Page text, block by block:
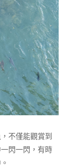
不僅能觀賞到
閃一閃，有時